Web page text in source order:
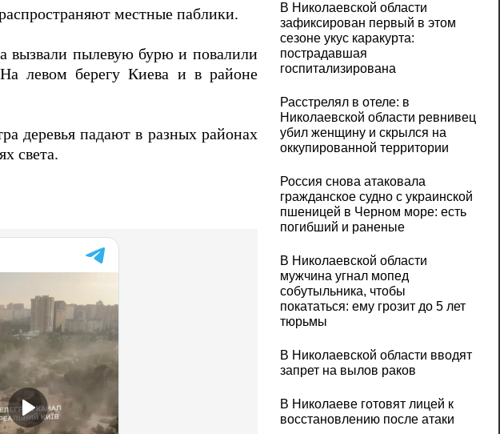
местные паблики.
вызвали пылевую бурю и повалили
левом берегу Киева и в районе
деревья падают в разных районах
света.
В Николаевской области
зафиксирован первый в этом
сезоне укус каракурта:
пострадавшая
госпитализирована
Расстрелял в отеле: в
Николаевской области ревнивец
убил женщину и скрылся на
оккупированной территории
Россия снова атаковала
гражданское судно с украинской
пшеницей в Черном море: есть
погибший и раненые
В Николаевской области
мужчина угнал мопед
собутыльника, чтобы
покататься: ему грозит до 5 лет
тюрьмы
В Николаевской области вводят
запрет на вылов раков
В Николаеве готовят лицей к
восстановлению после атаки